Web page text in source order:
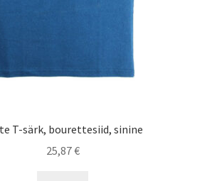
T-särk, bourettesiid, sinine
25,87€